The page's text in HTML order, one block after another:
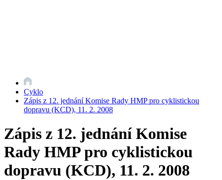
Cyklo
Zápis z 12. jednání Komise Rady HMP pro cyklistickou
dopravu (KCD), 11. 2. 2008
Zápis z 12. jednání Komise
Rady HMP pro cyklistickou
dopravu (KCD), 11. 2. 2008